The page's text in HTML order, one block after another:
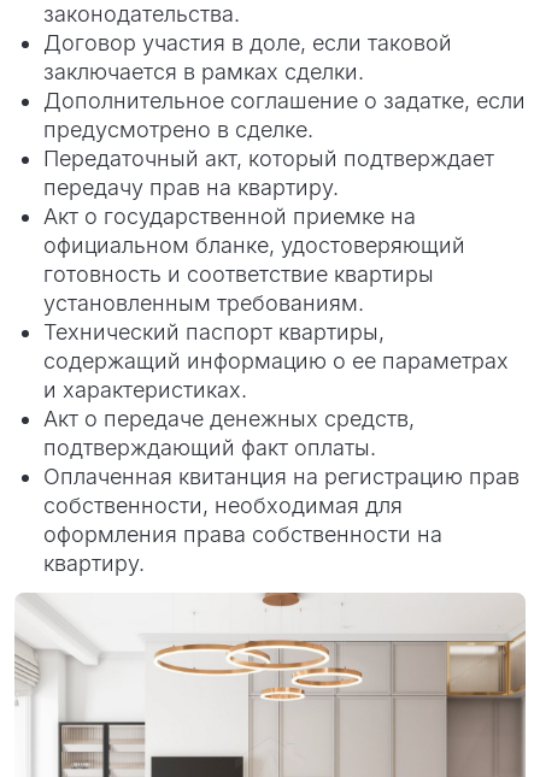
законодательства.
Договор участия в доле, если таковой
заключается в рамках сделки.
Дополнительное соглашение о задатке, если
предусмотрено в сделке.
Передаточный акт, который подтверждает
передачу прав на квартиру.
Акт о государственной приемке на
официальном бланке, удостоверяющий
готовность и соответствие квартиры
установленным требованиям.
Технический паспорт квартиры,
содержащий информацию о ее параметрах
и характеристиках.
Акт о передаче денежных средств,
подтверждающий факт оплаты.
Оплаченная квитанция на регистрацию прав
собственности, необходимая для
оформления права собственности на
квартиру.